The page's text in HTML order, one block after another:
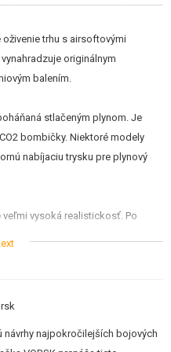
trhu s airsoftovými
originálnym
balením.
stlačeným plynom. Je
bombičky. Niektoré modely
nabíjaciu trysku pre plynový
vysoká realistickosť. Po
Pri každom výstrele dochádza
pomerne realistickú rozborku.
silikónovým olejom.
návrhy najpokročilejších bojových